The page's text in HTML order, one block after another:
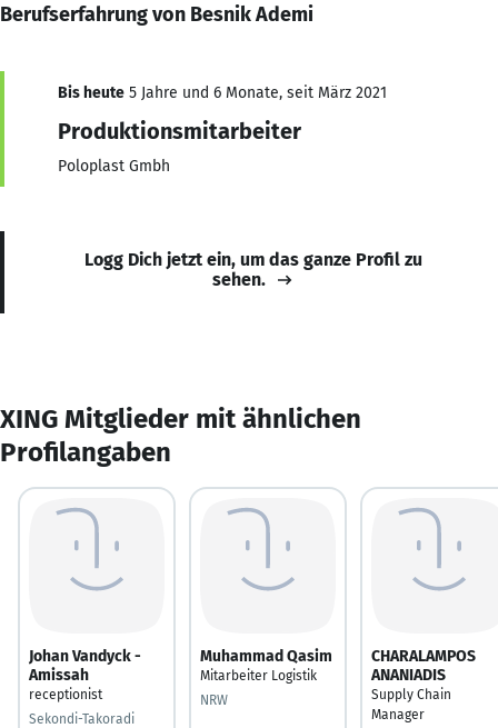
Berufserfahrung von Besnik Ademi
Bis heute 5 Jahre und 6 Monate, seit März 2021
Produktionsmitarbeiter
Poloplast Gmbh
Logg Dich jetzt ein, um das ganze Profil zu
sehen.
XING Mitglieder mit ähnlichen
Profilangaben
Johan Vandyck -
Amissah
receptionist
Sekondi-Takoradi
Muhammad Qasim
Mitarbeiter Logistik
NRW
CHARALAMPOS
ANANIADIS
Supply Chain
Manager